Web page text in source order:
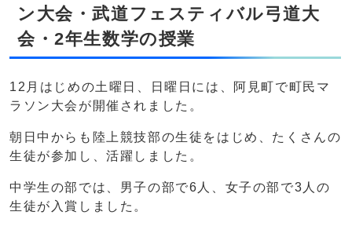
ン大会・武道フェスティバル弓道大
会・2年生数学の授業
12月はじめの土曜日、日曜日には、阿見町で町民マ
ラソン大会が開催されました。
朝日中からも陸上競技部の生徒をはじめ、たくさんの
生徒が参加し、活躍しました。
中学生の部では、男子の部で6人、女子の部で3人の
生徒が入賞しました。